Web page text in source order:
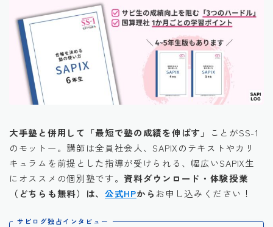
大手塾と併用して「最短で塾の成績を伸ばす」
ことがSS-1
のモットー。講師は全員社会人、SAPIXのテキストやカリ
キュラムを前提とした指導が受けられる、幅広いSAPIX生
にオススメの個別塾です。 資料ダウンロード・体験授業
（どちらも無料）は、 公式HPから お申し込みください！
サピログ独占インタビュー